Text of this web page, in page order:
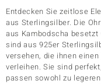
Entdecken Sie zeitlose
aus Sterlingsilber. Die
aus Kambodscha
sind aus 925er
versehen, die ihnen
verleihen. Sie sind
passen sowohl zu